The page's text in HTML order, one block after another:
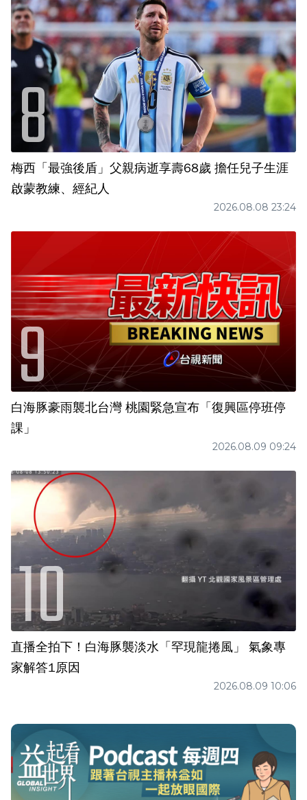
梅西「最強後盾」父親病逝享壽68歲 擔任兒子生涯
啟蒙教練、經紀人
2026.08.08 23:24
白海豚豪雨襲北台灣 桃園緊急宣布「復興區停班停
課」
2026.08.09 09:24
直播全拍下！白海豚襲淡水「罕現龍捲風」 氣象專
家解答1原因
2026.08.09 10:06